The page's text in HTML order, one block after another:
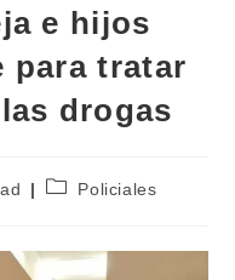
e hijos
para tratar
drogas
Policiales